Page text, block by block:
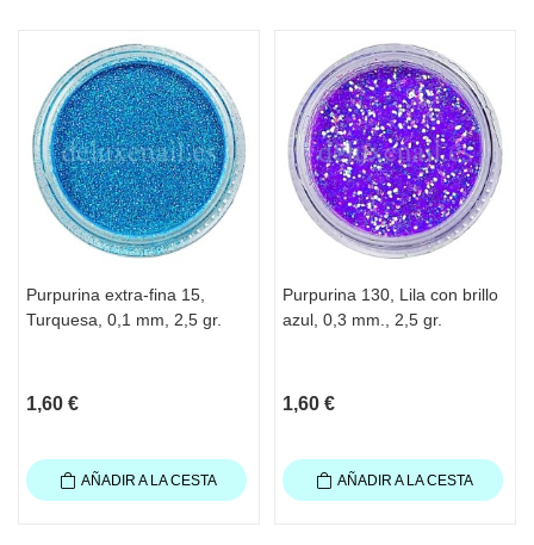
Purpurina extra-fina 15,
Turquesa, 0,1 mm, 2,5 gr.
1,60 €
AÑADIR A LA CESTA
Purpurina 130, Lila con brillo
azul, 0,3 mm., 2,5 gr.
1,60 €
AÑADIR A LA CESTA